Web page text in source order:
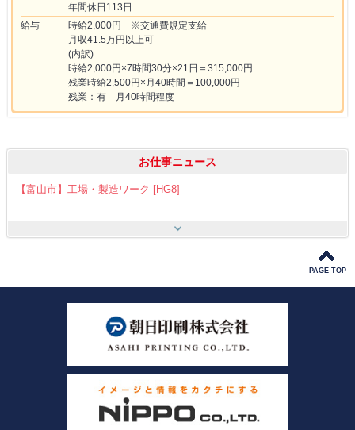
年間休日113日
給与
時給2,000円 ※交通費規定支給
月収41.5万円以上可
(内訳)
時給2,000円×7時間30分×21日＝315,000円
残業時給2,500円×月40時間＝100,000円
残業：有 月40時間程度
お仕事ニュース
【富山市】工場・製造ワーク [HG8]
【呉羽射水エリア特集】スタッフ12名大募集!! [HB7]
【お仕事相談会☆大久保ふれあいｾﾝﾀｰ】2026/8/26(水)
【お仕事相談会☆黒部市コラーレ】2026/8/21(金)PM
【お仕事相談会☆黒部市コラーレ】2026/8/7(金)PM
PAGE TOP